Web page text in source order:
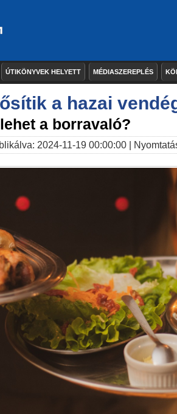
ÚTIKÖNYVEK HELYETT MÉDIASZEREPLÉS
a hazai
a borravaló?
2024-11-19 00:00:00 |